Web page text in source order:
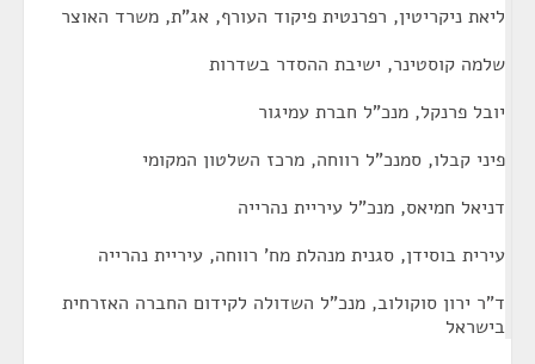
ליאת ניקריטין, רפרנטית פיקוד העורף, אג"ת, משרד האוצר
שלמה קוסטינר, ישיבת ההסדר בשדרות
יובל פרנקל, מנכ"ל חברת עמיגור
פיני קבלו, סמנכ"ל רווחה, מרכז השלטון המקומי
דניאל חמיאס, מנכ"ל עיריית נהרייה
עירית בוסידן, סגנית מנהלת מח' רווחה, עיריית נהרייה
ד"ר ירון סוקולוב, מנכ"ל השדולה לקידום החברה האזרחית
בישראל